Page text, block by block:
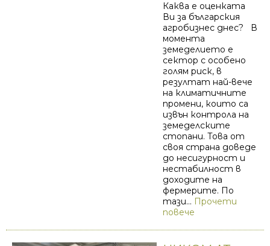
Каква е оценката
Ви за българския
агробизнес днес? В
момента
земеделието е
сектор с особено
голям риск, в
резултат най-вече
на климатичните
промени, които са
извън контрола на
земеделските
стопани. Това от
своя страна доведе
до несигурност и
нестабилност в
доходите на
фермерите. По
тази... Прочети
повече